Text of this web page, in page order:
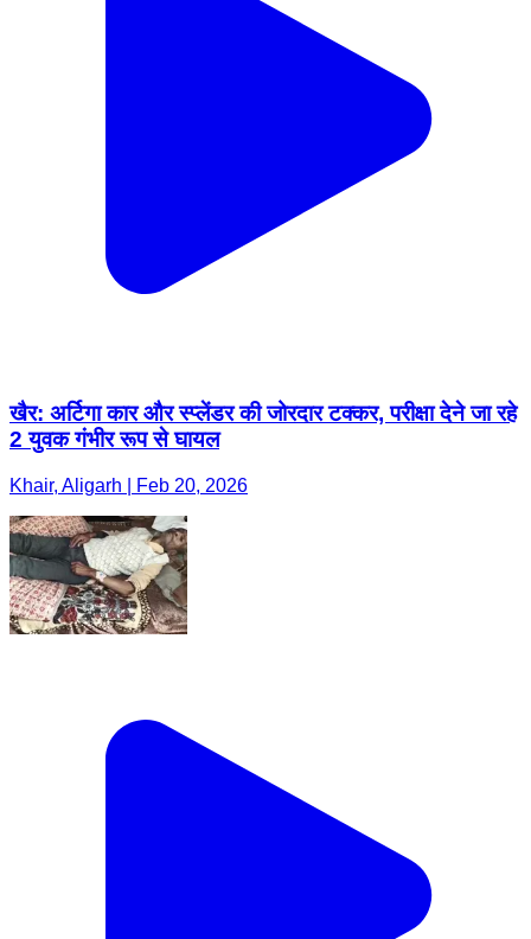
खैर: अर्टिगा कार और स्प्लेंडर की जोरदार टक्कर, परीक्षा देने जा रहे
2 युवक गंभीर रूप से घायल
Khair, Aligarh | Feb 20, 2026